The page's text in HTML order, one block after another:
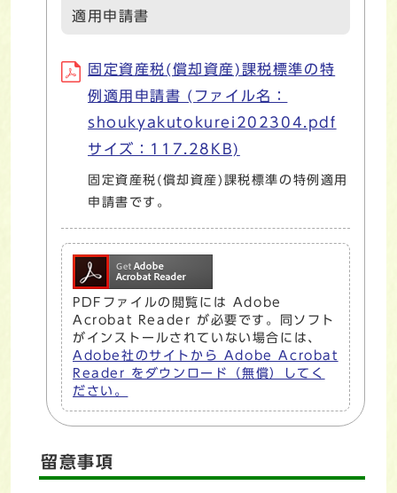
適用申請書
固定資産税(償却資産)課税標準の特
例適用申請書 (ファイル名：
shoukyakutokurei202304.pdf
サイズ：117.28KB)
固定資産税(償却資産)課税標準の特例適用
申請書です。
PDFファイルの閲覧には Adobe
Acrobat Reader が必要です。同ソフト
がインストールされていない場合には、
Adobe社のサイトから Adobe Acrobat
Reader をダウンロード（無償）してく
ださい。
留意事項